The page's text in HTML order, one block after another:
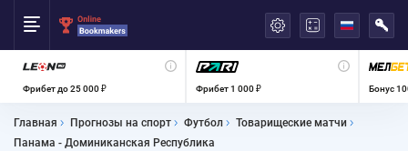
Фрибет до 25 000 ₽ Фрибет 1 000 ₽ Бонус
Главная Прогнозы на спорт Футбол
Товарищеские матчи
Панама - Доминиканская Республика